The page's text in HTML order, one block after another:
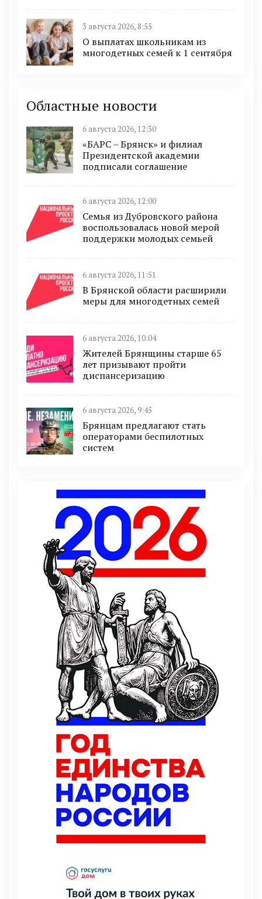
3 августа 2026, 8:55
О выплатах школьникам из
многодетных семей к 1 сентября
Областные новости
6 августа 2026, 12:30
«БАРС – Брянск» и филиал
Президентской академии
подписали соглашение
6 августа 2026, 12:00
Семья из Дубровского района
воспользовалась новой мерой
поддержки молодых семьей
6 августа 2026, 11:51
В Брянской области расширили
меры для многодетных семей
6 августа 2026, 10:04
Жителей Брянщины старше 65
лет призывают пройти
диспансеризацию
6 августа 2026, 9:45
Брянцам предлагают cтать
оперaтoрами бeспилотных
систeм